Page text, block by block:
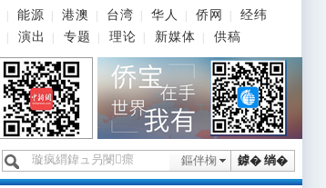
能源 港澳 台湾 华人 侨网
经纬
演出 专题 理论 新媒体 供稿
鎼� 绱�
鏂伴椈